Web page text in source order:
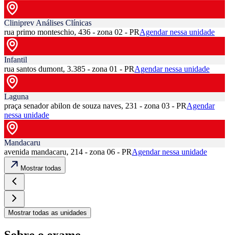
Cliniprev Análises Clínicas
rua primo monteschio, 436 - zona 02 - PRAgendar nessa unidade
Infantil
rua santos dumont, 3.385 - zona 01 - PRAgendar nessa unidade
Laguna
praça senador abilon de souza naves, 231 - zona 03 - PRAgendar
nessa unidade
Mandacaru
avenida mandacaru, 214 - zona 06 - PRAgendar nessa unidade
Mostrar todas
Mostrar todas as unidades